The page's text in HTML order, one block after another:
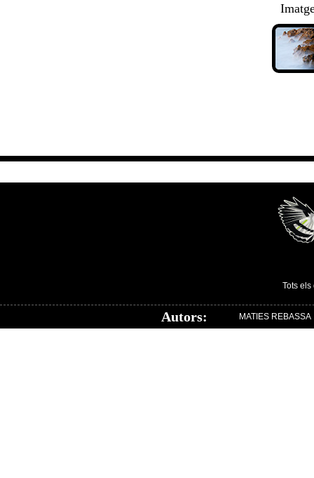
Tots
Autors: MATIES REBASSA